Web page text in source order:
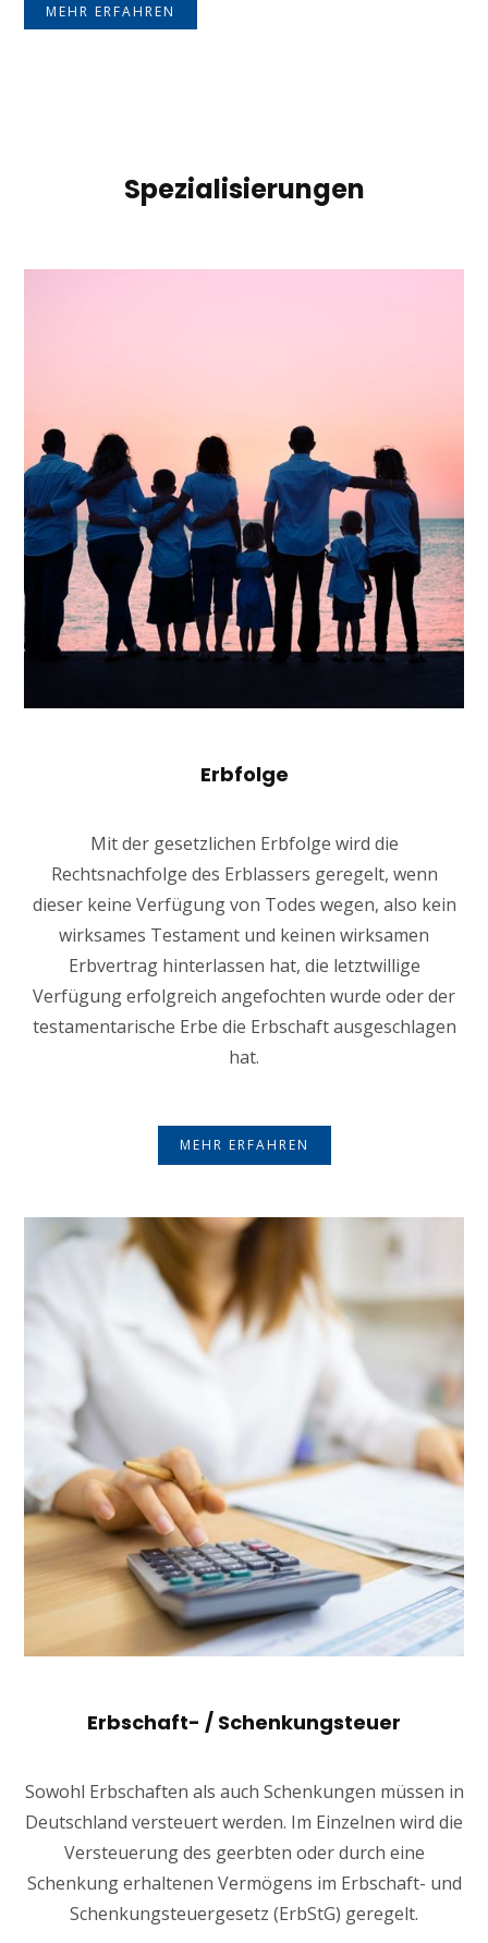
MEHR ERFAHREN
Spezialisierungen
Erbfolge
Mit der gesetzlichen Erbfolge wird die
Rechtsnachfolge des Erblassers geregelt, wenn
dieser keine Verfügung von Todes wegen, also kein
wirksames Testament und keinen wirksamen
Erbvertrag hinterlassen hat, die letztwillige
Verfügung erfolgreich angefochten wurde oder der
testamentarische Erbe die Erbschaft ausgeschlagen
hat.
MEHR ERFAHREN
Erbschaft- / Schenkungsteuer
Sowohl Erbschaften als auch Schenkungen müssen in
Deutschland versteuert werden. Im Einzelnen wird die
Versteuerung des geerbten oder durch eine
Schenkung erhaltenen Vermögens im Erbschaft- und
Schenkungsteuergesetz (ErbStG) geregelt.